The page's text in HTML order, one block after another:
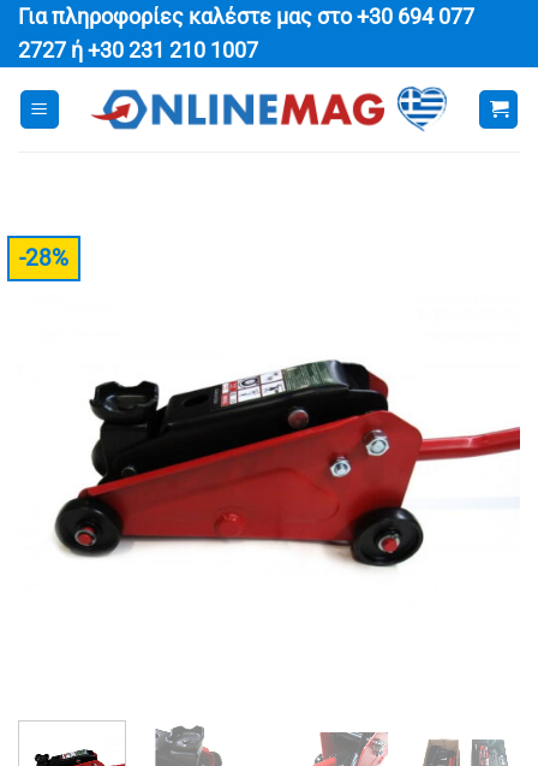
Μετάβαση
στο
περιεχόμενο
Για πληροφορίες καλέστε μας στο +30 694 077
2727 ή +30 231 210 1007
-28%